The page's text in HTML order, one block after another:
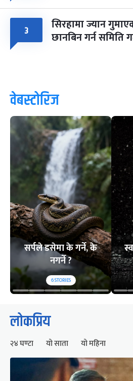
३ सिरहामा ज्यान
छानबिन गर्न समिति
वेबस्टोरिज
सर्पले डसेमा के गर्ने, के
नगर्ने ?
6STORIES
लोकप्रिय
२४ घण्टा यो साता यो महिना